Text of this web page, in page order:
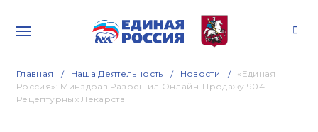
Главная Наша Деятельность Новости
«Единая
Россия»: Минздрав Разрешил Онлайн-Продажу 904
Рецептурных Лекарств